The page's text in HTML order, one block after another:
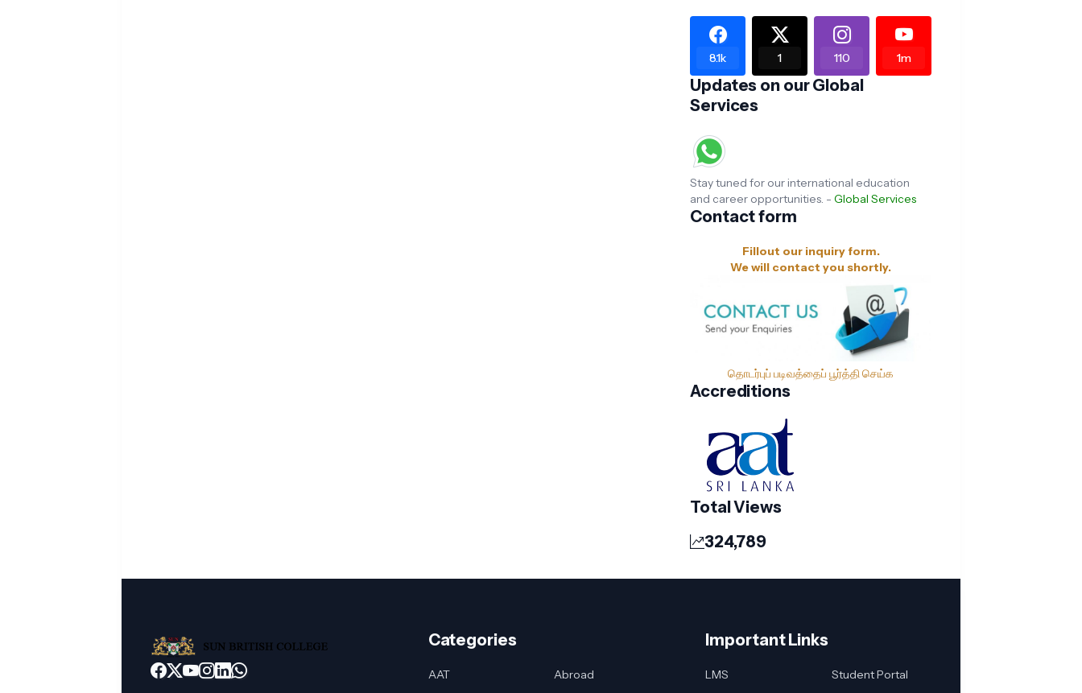
8.1k 1 110 1m
Updates on our Global
Services
Stay tuned for our international education
and career opportunities. - Global Services
Contact form
Fillout our inquiry form.
We will contact you shortly.
தொடர்புப் படிவத்தைப் பூர்த்தி செய்க
Accreditions
Total Views
324,789
Categories
AAT Abroad
Important Links
LMS Student Portal